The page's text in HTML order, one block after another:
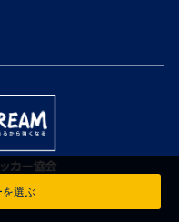
選ぶ
Rights Reserved.